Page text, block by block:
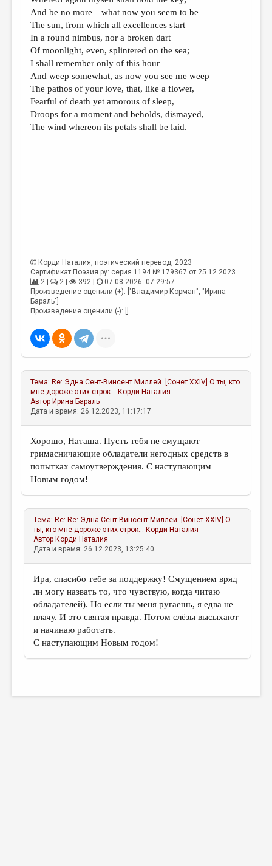
РЕДКОЛЛЕГИЯ
ОТ РЕДАКЦИИ
МАЛАЯ ПРОЗА
ЭССЕИСТИКА
ЛИТЕРАТУРОВЕДЕНИЕ
КУЛЬТУРОВЕДЕНИЕ
And be no more—what now you seem to be—
The sun, from which all excellences start
In a round nimbus, nor a broken dart
Of moonlight, even, splintered on the sea;
I shall remember only of this hour—
And weep somewhat, as now you see me weep—
The pathos of your love, that, like a flower,
Fearful of death yet amorous of sleep,
Droops for a moment and beholds, dismayed,
The wind whereon its petals shall be laid.
Корди Наталия, поэтический перевод, 2023
Сертификат Поэзия.ру: серия 1194 № 179367 от 25.12.2023
2 |
2 | 392 |
07.08.2026. 07:29:57
Произведение оценили (+): ["Владимир Корман", "Ирина
Бараль"]
Произведение оценили (-): []
Тема: Re: Эдна Сент-Винсент Миллей. [Сонет XXIV] О ты, кто
мне дороже этих строк... Корди Наталия
Автор Ирина Бараль
Дата и время: 26.12.2023, 11:17:17
Хорошо, Наташа. Пусть тебя не смущают
гримасничающие обладатели негодных средств в
попытках самоутверждения. С наступающим
Новым годом!
Тема: Re: Re: Эдна Сент-Винсент Миллей. [Сонет XXIV] О
ты, кто мне дороже этих строк... Корди Наталия
Автор Корди Наталия
Дата и время: 26.12.2023, 13:25:40
Ира, спасибо тебе за поддержку! Смущением вряд
ли могу назвать то, что чувствую, когда читаю
обладателей). Но если ты меня ругаешь, я едва не
плачу. И это святая правда. Потом слёзы высыхают
и начинаю работать.
С наступающим Новым годом!